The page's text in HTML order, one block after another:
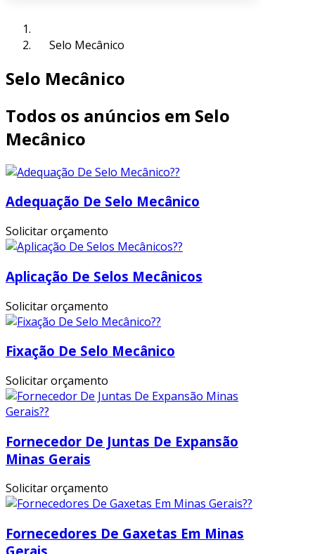
Selo Mecânico
Selo Mecânico
Todos os anúncios em Selo
Mecânico
Adequação De Selo Mecânico
Solicitar orçamento
Aplicação De Selos Mecânicos
Solicitar orçamento
Fixação De Selo Mecânico
Solicitar orçamento
Fornecedor De Juntas De Expansão
Minas Gerais
Solicitar orçamento
Fornecedores De Gaxetas Em Minas